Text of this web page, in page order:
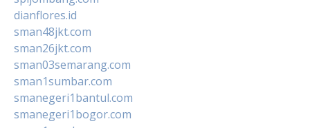
dianflores.id
sman48jkt.com
sman26jkt.com
sman03semarang.com
sman1sumbar.com
smanegeri1bantul.com
smanegeri1bogor.com